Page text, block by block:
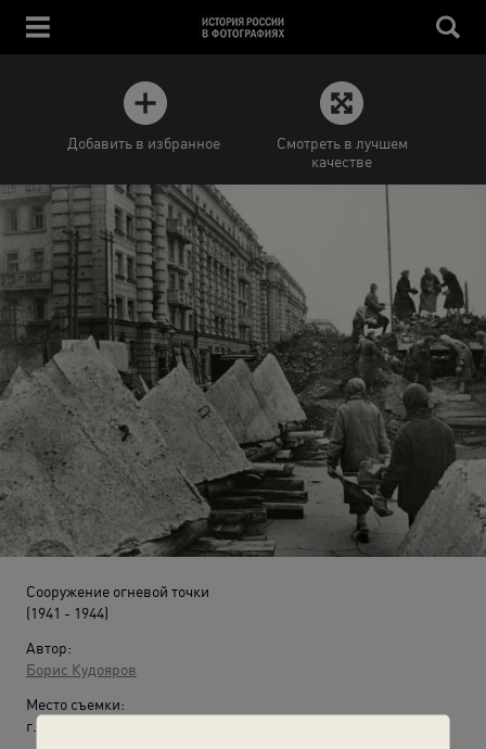
Добавить в избранное
Смотреть в лучшем
качестве
Сооружение огневой точки
(1941 - 1944)
Автор:
Борис Кудояров
Место съемки:
г. Ленинград